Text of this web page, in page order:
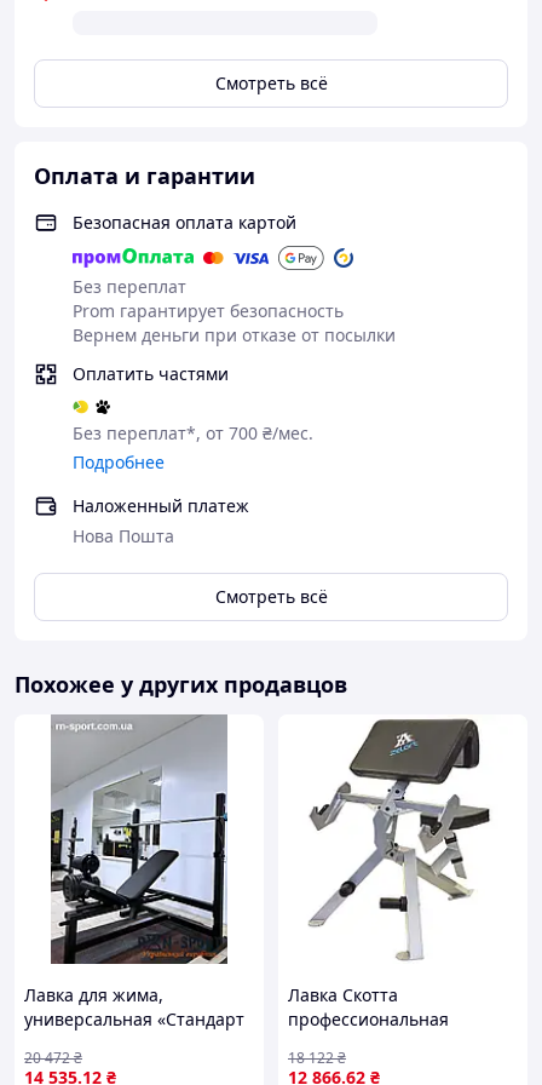
положений)
Расстояние между стойками - 45 см
Вес 20 кг
Больше товаров Вы можете найти на нашем
сайте: https://planetsport.com.ua
Доставка по всей Украине!
Отправляем без предоплат!
Смотреть всё
Оплата и гарантии
Безопасная оплата картой
Без переплат
Prom гарантирует безопасность
Вернем деньги при отказе от посылки
Оплатить частями
Без переплат*, от 700 ₴/мес.
Подробнее
Наложенный платеж
Нова Пошта
Смотреть всё
Похожее у других продавцов
Лавка для жима,
универсальная «Стандарт
14 535.12 ₴
20 472₴
Лавка Скотта
профессиональная
FITNESS AF4009
12 866.62 ₴
18 122₴